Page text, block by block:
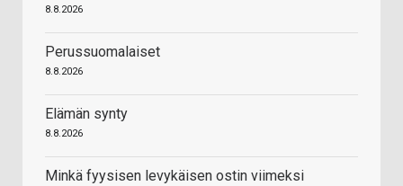
8.8.2026
Perussuomalaiset
8.8.2026
Elämän synty
8.8.2026
Minkä fyysisen levykäisen ostin viimeksi